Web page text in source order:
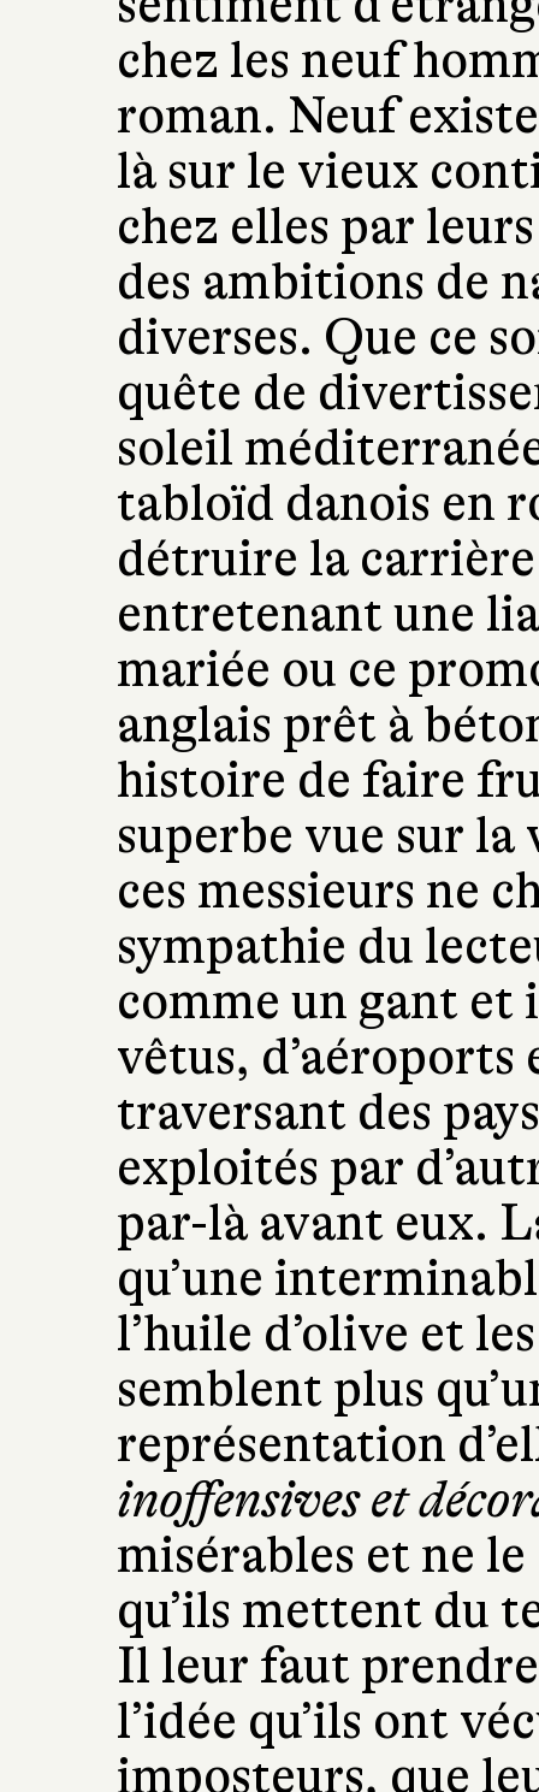
chez les neuf
roman. Neuf
là sur le vieux
chez elles par
des ambitions de
diverses. Que ce
quête de
soleil
tabloïd danois en
détruire la
entretenant une
mariée ou ce
anglais prêt à
histoire de faire
superbe vue sur
ces messieurs ne
sympathie du
comme un gant et
vêtus,
traversant des
exploités par
par-là avant eux.
qu’une
l’huile d’olive et
semblent plus
représentation
inoffensives et
misérables et ne
qu’ils mettent du
Il leur faut
l’idée qu’ils ont
imposteurs, que